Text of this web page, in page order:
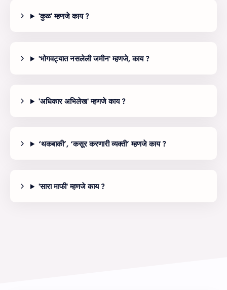
'कुळ' म्‍हणजे काय ?
'भोगवट्यात नसलेली जमीन' म्‍हणजे, काय ?
'अधिकार अभिलेख' म्‍हणजे काय ?
‘थकबाकी’, ‘कसूर करणारी व्यक्ती’ म्‍हणजे काय ?
'सारा माफी' म्‍हणजे काय ?